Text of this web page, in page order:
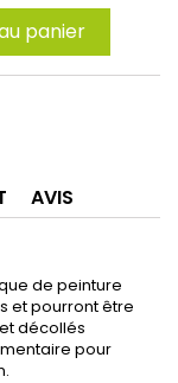
panier
AVIS
de peinture
et pourront être
décollés
pour